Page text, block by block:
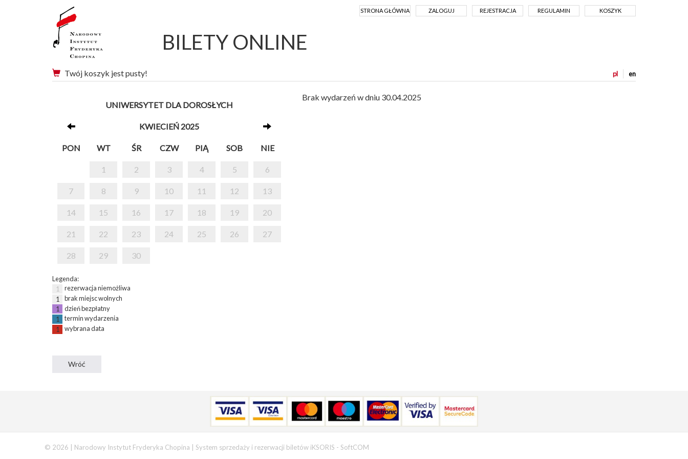
STRONA GŁÓWNA ZALOGUJ REJESTRACJA REGULAMIN KOSZYK
BILETY ONLINE
pl en
Twój koszyk jest pusty!
UNIWERSYTET DLA DOROSŁYCH
KWIECIEŃ 2025
PON WT ŚR CZW PIĄ SOB NIE
1 2 3 4 5 6
7 8 9 10 11 12 13
14 15 16 17 18 19 20
21 22 23 24 25 26 27
28 29 30
Legenda:
1
rezerwacja niemożliwa
1
brak miejsc wolnych
1
dzień bezpłatny
1
termin wydarzenia
1
wybrana data
Brak wydarzeń w dniu 30.04.2025
© 2026 | Narodowy Instytut Fryderyka Chopina | System sprzedaży i rezerwacji biletów iKSORIS - SoftCOM